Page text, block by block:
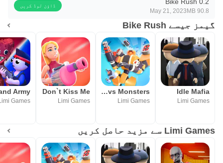
90.8 MB
May 21, 2023
ڈاؤن لوڈ کریں
گیمز جیسے Bike Rush
Idle Mafia
Limi Games
Mech vs Monsters
Limi Games
Don`t Kiss Me
Limi Games
Army
Games
Limi Games سے مزید حاصل کریں